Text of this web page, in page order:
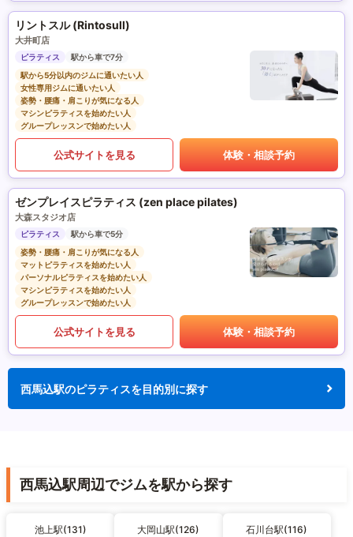
リントスル (Rintosull)
大井町店
ピラティス
駅から車で7分
駅から5分以内のジムに通いたい人
女性専用ジムに通いたい人
姿勢・腰痛・肩こりが気になる人
マシンピラティスを始めたい人
グループレッスンで始めたい人
公式サイトを見る 体験・相談予約
ゼンプレイスピラティス (zen place pilates)
大森スタジオ店
ピラティス
駅から車で5分
姿勢・腰痛・肩こりが気になる人
マットピラティスを始めたい人
パーソナルピラティスを始めたい人
マシンピラティスを始めたい人
グループレッスンで始めたい人
公式サイトを見る 体験・相談予約
西馬込駅のピラティスを目的別に探す
西馬込駅周辺でジムを駅から探す
池上駅(131) 大岡山駅(126) 石川台駅(116)